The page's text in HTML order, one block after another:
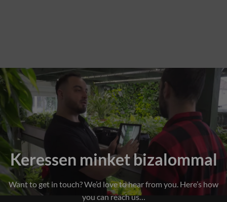
Keressen minket bizalommal
Want to get in touch? We’d love to hear from you. Here’s how
you can reach us…